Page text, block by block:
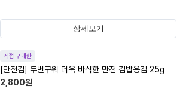
상세보기
직접 구매한
[만전김] 두번구워 더욱 바삭한 만전 김밥용김 25g
2,800원